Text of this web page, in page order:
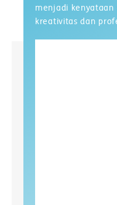
menjadi kenyataan
kreativitas dan